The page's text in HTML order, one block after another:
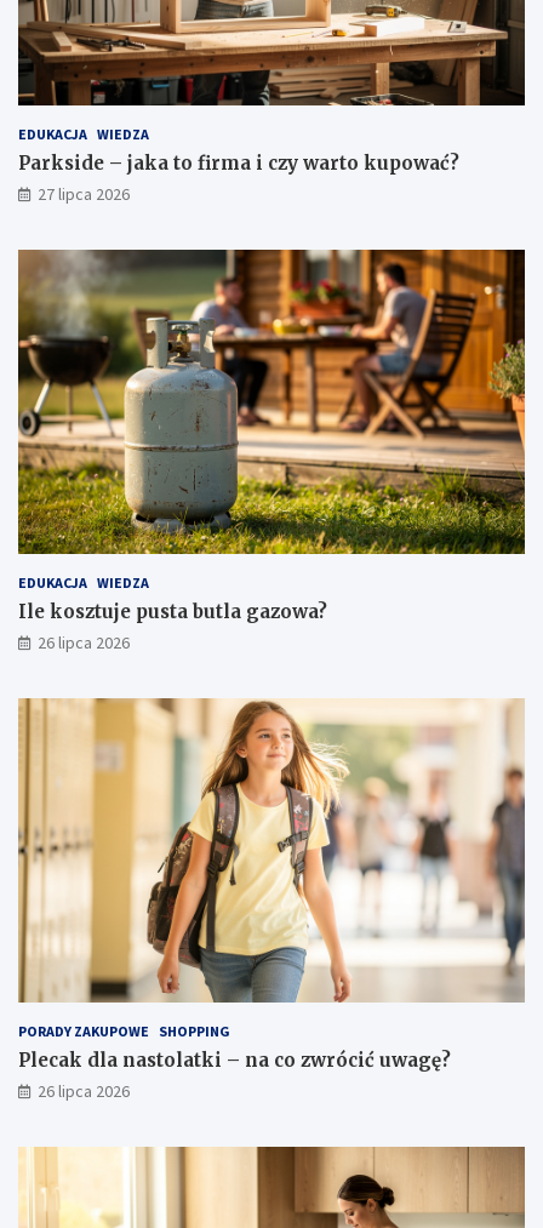
EDUKACJA WIEDZA
Parkside – jaka to firma i czy warto kupować?
27 lipca 2026
EDUKACJA WIEDZA
Ile kosztuje pusta butla gazowa?
26 lipca 2026
PORADY ZAKUPOWE SHOPPING
Plecak dla nastolatki – na co zwrócić uwagę?
26 lipca 2026